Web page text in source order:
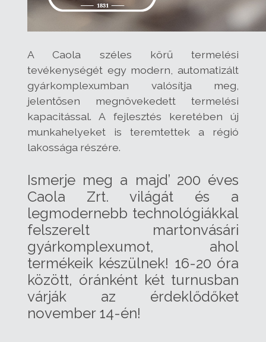
A Caola széles körű termelési
tevékenységét egy modern, automatizált
gyárkomplexumban valósítja meg,
jelentősen megnövekedett termelési
kapacitással. A fejlesztés keretében új
munkahelyeket is teremtettek a régió
lakossága részére.
Ismerje meg a majd’ 200 éves
Caola Zrt. világát és a
legmodernebb technológiákkal
felszerelt martonvásári
gyárkomplexumot, ahol
termékeik készülnek! 16-20 óra
között, óránként két turnusban
várják az érdeklődőket
november 14-én!